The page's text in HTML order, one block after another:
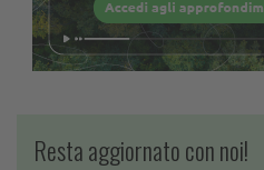
Resta aggiornato con noi!